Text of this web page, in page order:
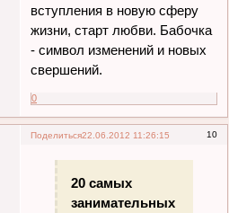
вступления в новую сферу
жизни, старт любви. Бабочка
- символ изменений и новых
свершений.
0
Поделиться 10
22.06.2012 11:26:15
20 самых
занимательных